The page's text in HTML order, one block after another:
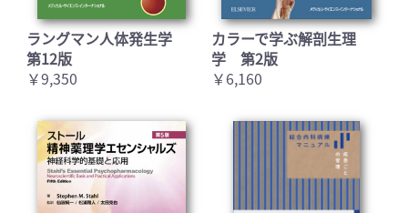
ラングマン人体発生学
第12版
￥9,350
カラーで学ぶ解剖生理
学 第2版
￥6,160